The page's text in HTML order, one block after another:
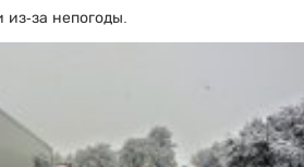
за непогоды.